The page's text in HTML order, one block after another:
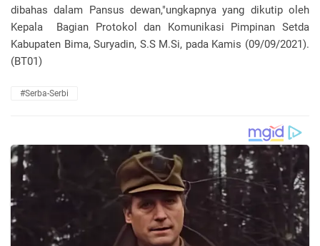
dibahas dalam Pansus dewan,"ungkapnya yang dikutip oleh
Kepala Bagian Protokol dan Komunikasi Pimpinan Setda
Kabupaten Bima, Suryadin, S.S M.Si, pada Kamis (09/09/2021).
(BT01)
#Serba-Serbi